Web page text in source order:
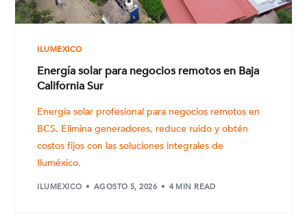
ILUMEXICO
Energía solar para negocios remotos en Baja
California Sur
Energía solar profesional para negocios remotos en
BCS. Elimina generadores, reduce ruido y obtén
costos fijos con las soluciones integrales de
Iluméxico.
ILUMEXICO AGOSTO 5, 2026 4 MIN READ